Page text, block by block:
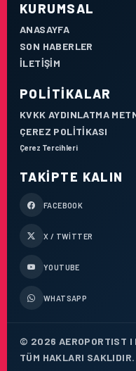
KURUMSAL
ANASAYFA
SON HABERLER
İLETIŞIM
POLITIKALAR
KVKK AYDINLATMA
ÇEREZ POLITIKASI
Çerez Tercihleri
TAKIPTE KALIN
FACEBOOK
X / TWITTER
YOUTUBE
WHATSAPP
© 2026 AEROPORTIST I
TÜM HAKLARI SAKLIDIR.